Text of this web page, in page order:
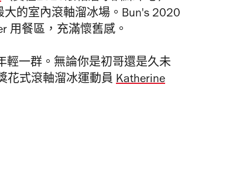
的室內滾軸溜冰場。Bun's 2020
用餐區，充滿懷舊感。
輕一群。無論你是初哥還是久未
花式滾軸溜冰運動員 Katherine